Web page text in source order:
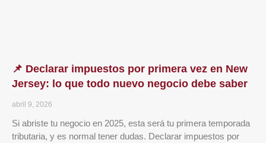
📌 Declarar impuestos por primera vez en New
Jersey: lo que todo nuevo negocio debe saber
abril 9, 2026
Si abriste tu negocio en 2025, esta será tu primera temporada
tributaria, y es normal tener dudas. Declarar impuestos por